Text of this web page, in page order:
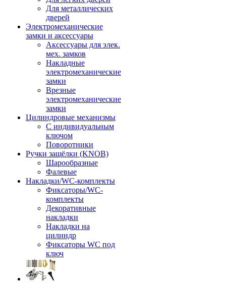
Для металлических
дверей
Электромеханические
замки и аксессуары
Аксессуары для элек.
мех. замков
Накладные
электромеханические
замки
Врезные
электромеханические
замки
Цилиндровые механизмы
С индивидуальным
ключом
Поворотники
Ручки защёлки (KNOB)
Шарообразные
Фалевые
Накладки/WC-комплекты
Фиксаторы/WC-
комплекты
Декоративные
накладки
Накладки на
цилиндр
Фиксаторы WC под
ключ